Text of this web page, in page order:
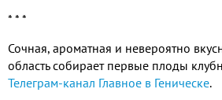
* * *
Сочная, ароматная и невероятно
область собирает первые плоды
Телеграм-канал Главное в Геническе.